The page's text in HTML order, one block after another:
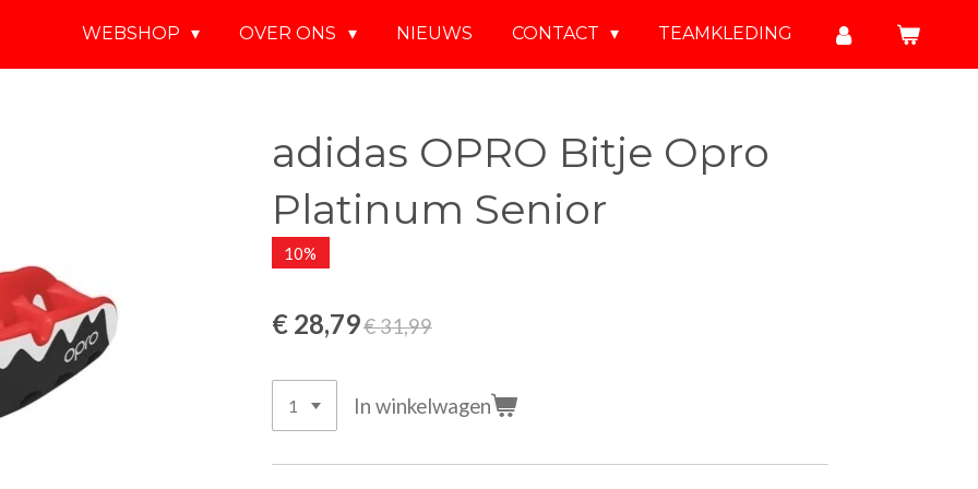
WEBSHOP OVER ONS NIEUWS CONTACT TEAMKLEDING
adidas OPRO Bitje Opro
Platinum Senior
10%
€ 28,79€ 31,99
In winkelwagen